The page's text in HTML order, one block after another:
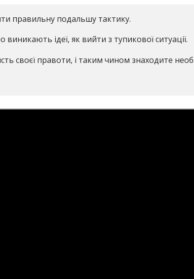
правильну подальшу тактику.
ідеї, як вийти з тупикової ситуації.
своєї правоти, і таким чином знаходите